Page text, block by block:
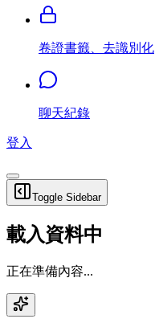
卷證書籤、去識別化
聊天紀錄
登入
Toggle Sidebar
載入資料中
正在準備內容...